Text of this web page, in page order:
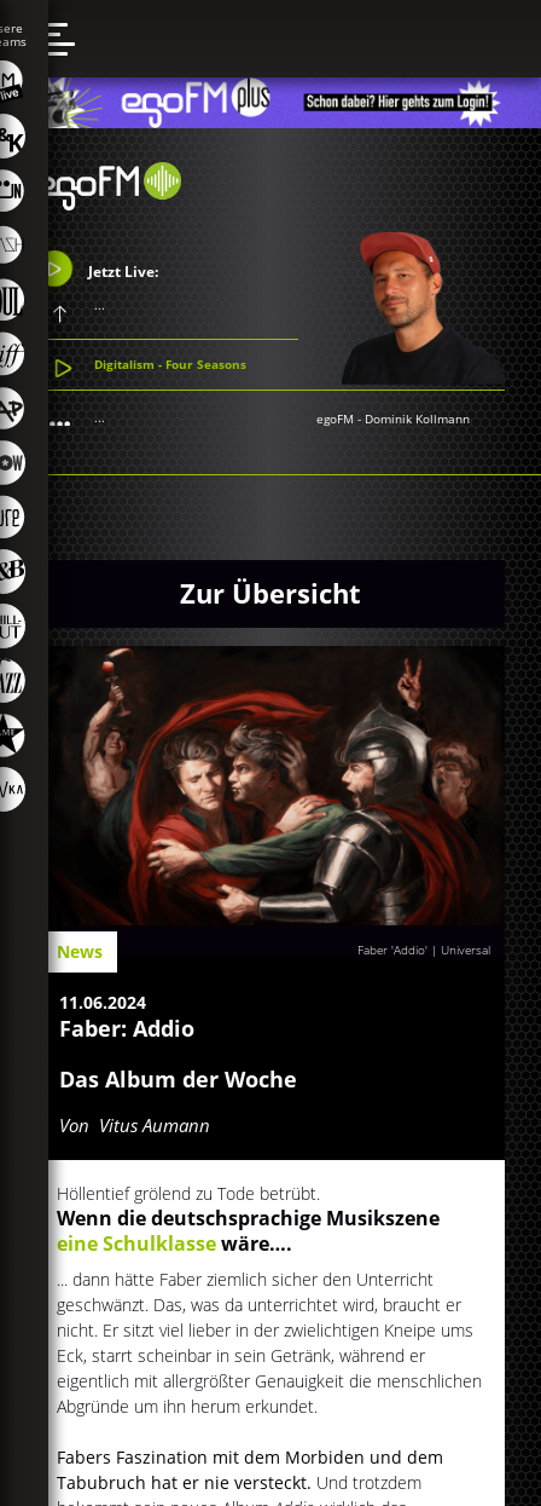
Jetzt Live:
...
Digitalism - Four Seasons
... egoFM - Dominik Kollmann
Zur Übersicht
Faber 'Addio' | Universal
News
11.06.2024
Faber: Addio
Das Album der Woche
Von Vitus Aumann
Höllentief grölend zu Tode betrübt.
Wenn die deutschsprachige Musikszene
eine Schulklassewäre….
... dann hätte Faber ziemlich sicher den Unterricht
geschwänzt. Das, was da unterrichtet wird, braucht er
nicht. Er sitzt viel lieber in der zwielichtigen Kneipe ums
Eck, starrt scheinbar in sein Getränk, während er
eigentlich mit allergrößter Genauigkeit die menschlichen
Abgründe um ihn herum erkundet.
Fabers Faszination mit dem Morbiden und dem
Tabubruch hat er nie versteckt. Und trotzdem